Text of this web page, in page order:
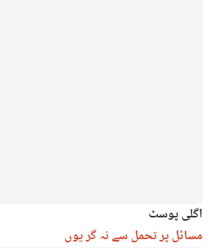
اگلی پوسٹ
مسائل پر تحمل سے نہ گر یوں